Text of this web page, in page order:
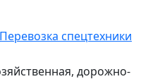
Перевозка спецтехники
дорожно-